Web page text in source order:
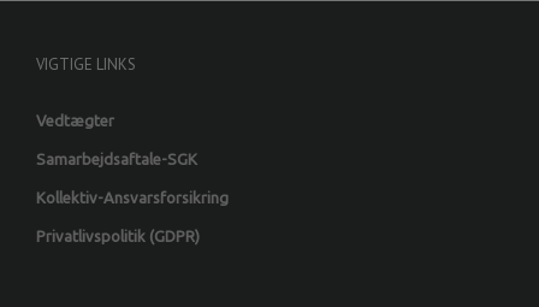
VIGTIGE LINKS
Vedtægter
Samarbejdsaftale-SGK
Kollektiv-Ansvarsforsikring
Privatlivspolitik (GDPR)